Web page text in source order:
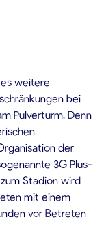
weitere
bei
Pulverturm. Denn
der
3G Plus-
Stadion wird
mit einem
vor Betreten